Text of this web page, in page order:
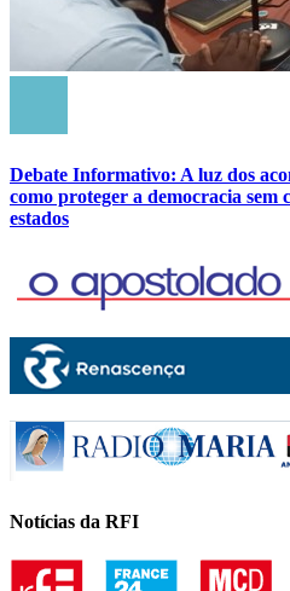
Debate Informativo: A luz dos
como proteger a democracia sem
estados
Notícias da RFI